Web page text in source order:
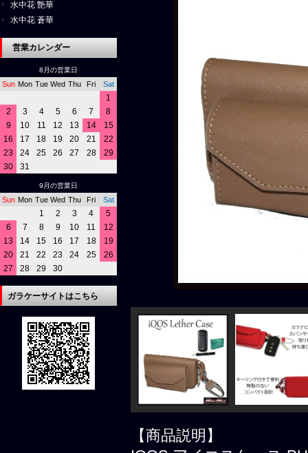
【商品説明】
水中花 艶華
水中花 蒼華
営業カレンダー
8月の営業日
Sun Mon Tue Wed Thu Fri Sat
1
2
3 4 5 6 7
8
9
10 11 12 13 14
15
16
17 18 19 20 21
22
23
24 25 26 27 28
29
30
31
9月の営業日
Sun Mon Tue Wed Thu Fri Sat
1 2 3 4
5
6
7 8 9 10 11
12
13
14 15 16 17 18
19
20
21 22 23 24 25
26
27
28 29 30
ガラケーサイトはこちら